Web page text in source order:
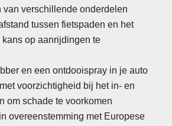
van verschillende onderdelen
tussen fietspaden en het
op aanrijdingen te
en een ontdooispray in je auto
voorzichtigheid bij het in- en
om schade te voorkomen
overeenstemming met Europese